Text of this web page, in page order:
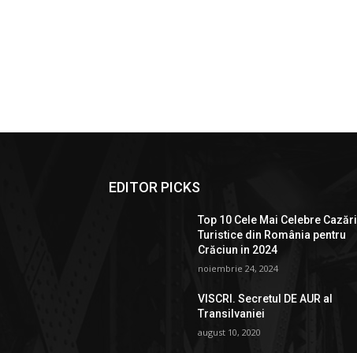
EDITOR PICKS
Top 10 Cele Mai Celebre Cazări
Turistice din România pentru
Crăciun in 2024
noiembrie 24, 2024
VISCRI. Secretul DE AUR al
Transilvaniei
august 10, 2020